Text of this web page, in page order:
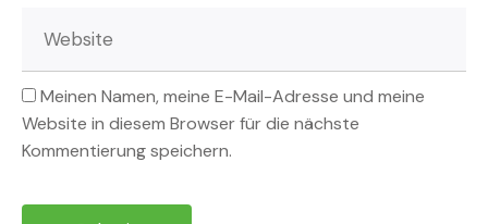
Meinen Namen, meine E-Mail-Adresse und meine
Website in diesem Browser für die nächste
Kommentierung speichern.